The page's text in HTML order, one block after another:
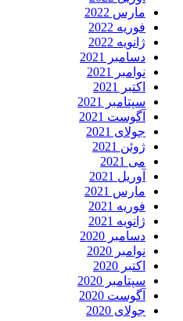
مارس 2022
فوریه 2022
ژانویه 2022
دسامبر 2021
نوامبر 2021
اکتبر 2021
سپتامبر 2021
آگوست 2021
جولای 2021
ژوئن 2021
می 2021
آوریل 2021
مارس 2021
فوریه 2021
ژانویه 2021
دسامبر 2020
نوامبر 2020
اکتبر 2020
سپتامبر 2020
آگوست 2020
جولای 2020